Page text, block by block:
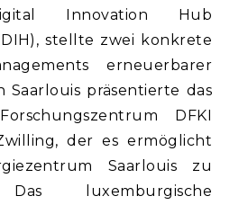
Innovation Hub
stellte zwei konkrete
erneuerbarer
Saarlouis präsentierte das
DFKI
der es ermöglicht
Saarlouis zu
luxemburgische